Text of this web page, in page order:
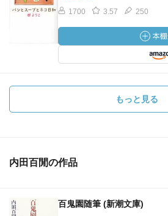
1700 3.57 250
もっと見る
内田百閒の作品
百鬼園随筆 (新潮文庫)